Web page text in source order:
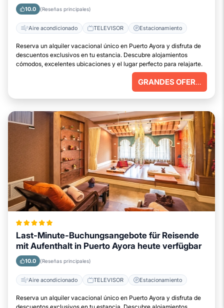
10.0 (Reseñas principales)
Aire acondicionado TELEVISOR Estacionamiento
Reserva un alquiler vacacional único en Puerto Ayora y disfruta de
descuentos exclusivos en tu estancia. Descubre alojamientos
cómodos, excelentes ubicaciones y el lugar perfecto para relajarte.
GRANDES OFERTAS
Last-Minute-Buchungsangebote für Reisende
mit Aufenthalt in Puerto Ayora heute verfügbar
10.0 (Reseñas principales)
Aire acondicionado TELEVISOR Estacionamiento
Reserva un alquiler vacacional único en Puerto Ayora y disfruta de